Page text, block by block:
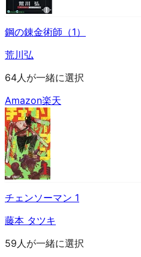
鋼の錬金術師（1）
荒川弘
64人が一緒に選択
Amazon楽天
チェンソーマン 1
藤本 タツキ
59人が一緒に選択